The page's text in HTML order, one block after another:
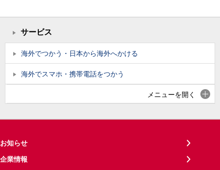
サービス
海外でつかう・日本から海外へかける
海外でスマホ・携帯電話をつかう
メニューを開く
お知らせ
企業情報